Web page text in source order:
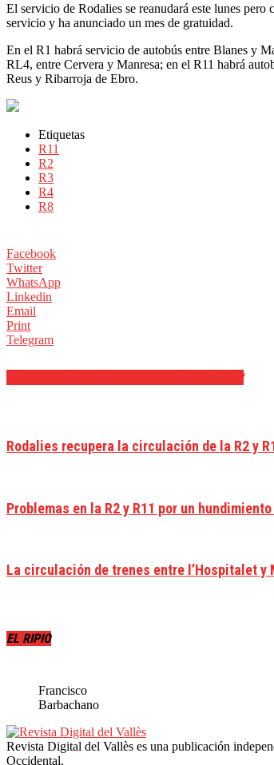
El servicio de Rodalies se reanudará este lunes
servicio y ha anunciado un mes de gratuidad.
En el R1 habrá servicio de autobús entre Blanes y
RL4, entre Cervera y Manresa; en el R11 habrá
Reus y Ribarroja de Ebro.
Etiquetas
R11
R2
R3
R4
R8
Facebook
Twitter
WhatsApp
Linkedin
Email
Print
Telegram
Rodalies recupera la circulación de la R2 y
Problemas en la R2 y R11 por un
La circulación de trenes entre l’Hospitalet
EL RIPIO
Francisco
Barbachano
Revista Digital del Vallès es una publicación
Occidental.